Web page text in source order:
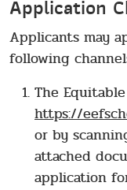
Application
Applicants may
following
The
https://
or by
attached
application